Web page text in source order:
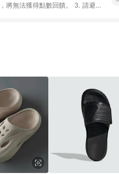
將無法獲得點數回饋。 3. 請避免
用不同物流或付款方式，將拆
會被蝦皮認列為該LINE用戶導
POINTS 點數回饋資格：使用非
。 14. 若有贈點爭議，請務必於訂
附蝦皮訂單完成、LINE購物訂
」，則不受理此案件。 [注意
進行 LINE Points 回饋 2.若
。 3.如用戶先前往
將不列入 LINE Points 回饋 4.
不具贈點資格 9. 實際回饋，依